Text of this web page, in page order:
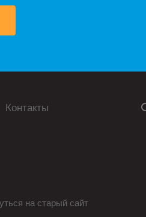
Контакты
на старый сайт